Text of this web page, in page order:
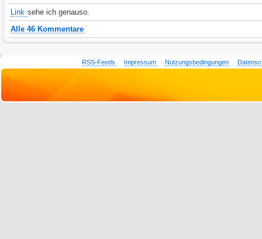
Link sehe ich genauso.
Alle 46 Kommentare
RSS-Feeds Impressum Nutzungsbedingungen